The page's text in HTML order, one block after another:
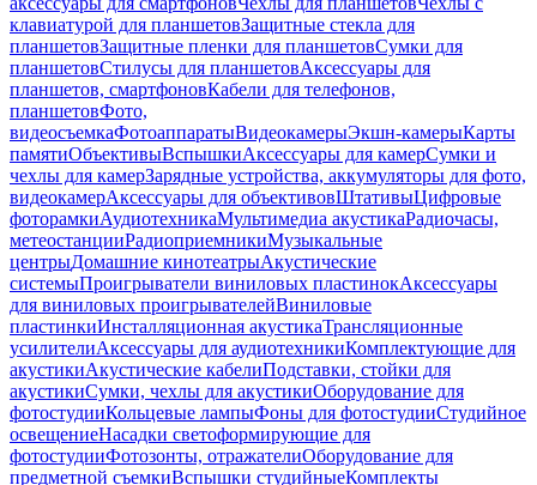
клавиатурой для планшетовЗащитные стекла для
планшетовЗащитные пленки для планшетовСумки для
планшетовСтилусы для планшетовАксессуары для
планшетов, смартфоновКабели для телефонов,
планшетовФото,
видеосъемкаФотоаппаратыВидеокамерыЭкшн-камерыКарты
памятиОбъективыВспышкиАксессуары для камерСумки и
чехлы для камерЗарядные устройства, аккумуляторы для фото,
видеокамерАксессуары для объективовШтативыЦифровые
фоторамкиАудиотехникаМультимедиа акустикаРадиочасы,
метеостанцииРадиоприемникиМузыкальные
центрыДомашние кинотеатрыАкустические
системыПроигрыватели виниловых пластинокАксессуары
для виниловых проигрывателейВиниловые
пластинкиИнсталляционная акустикаТрансляционные
усилителиАксессуары для аудиотехникиКомплектующие для
акустикиАкустические кабелиПодставки, стойки для
акустикиСумки, чехлы для акустикиОборудование для
фотостудииКольцевые лампыФоны для фотостудииСтудийное
освещениеНасадки светоформирующие для
фотостудииФотозонты, отражателиОборудование для
предметной съемкиВспышки студийныеКомплекты